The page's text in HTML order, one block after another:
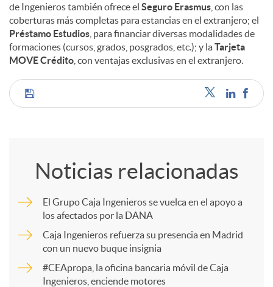
de Ingenieros también ofrece el Seguro Erasmus , con las
coberturas más completas para estancias en el extranjero; el
Préstamo Estudios , para financiar diversas modalidades de
formaciones (cursos, grados, posgrados, etc.); y laTarjeta
MOVE Crédito , con ventajas exclusivas en el extranjero.
C
p
a
Noticias relacionadas
El Grupo Caja Ingenieros se vuelca en el apoyo a
los afectados por la DANA
Caja Ingenieros refuerza su presencia en Madrid
con un nuevo buque insignia
#CEApropa, la oficina bancaria móvil de Caja
Ingenieros, enciende motores